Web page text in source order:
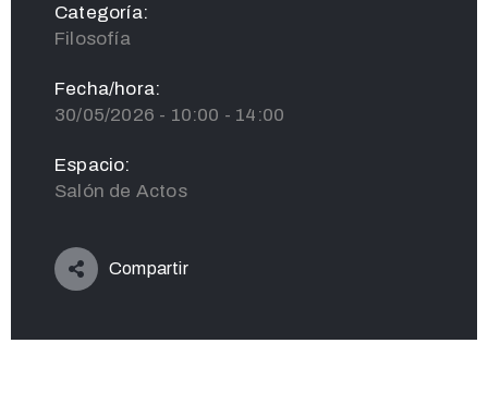
Categoría:
Filosofía
Fecha/hora:
30/05/2026 - 10:00 - 14:00
Espacio:
Salón de Actos
Compartir